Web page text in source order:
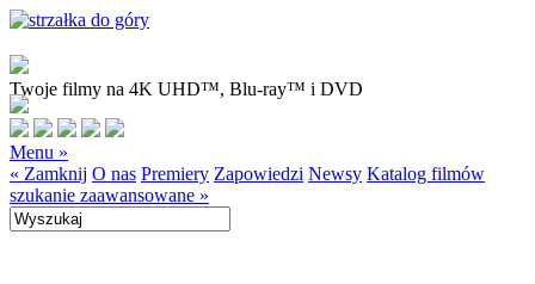
Twoje filmy na 4K UHD™, Blu-ray™ i DVD
Menu »
« Zamknij O nas Premiery Zapowiedzi Newsy Katalog filmów
szukanie zaawansowane »